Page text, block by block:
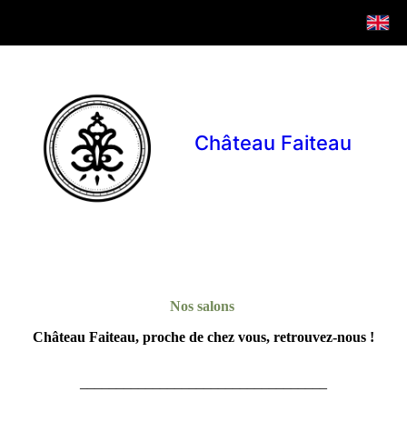
Château Faiteau
Nos salons
Château Faiteau, proche de chez vous, retrouvez-nous !